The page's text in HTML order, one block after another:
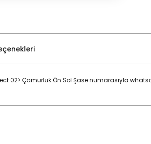
02> Çamurluk Ön Sol Şase numarasıyla